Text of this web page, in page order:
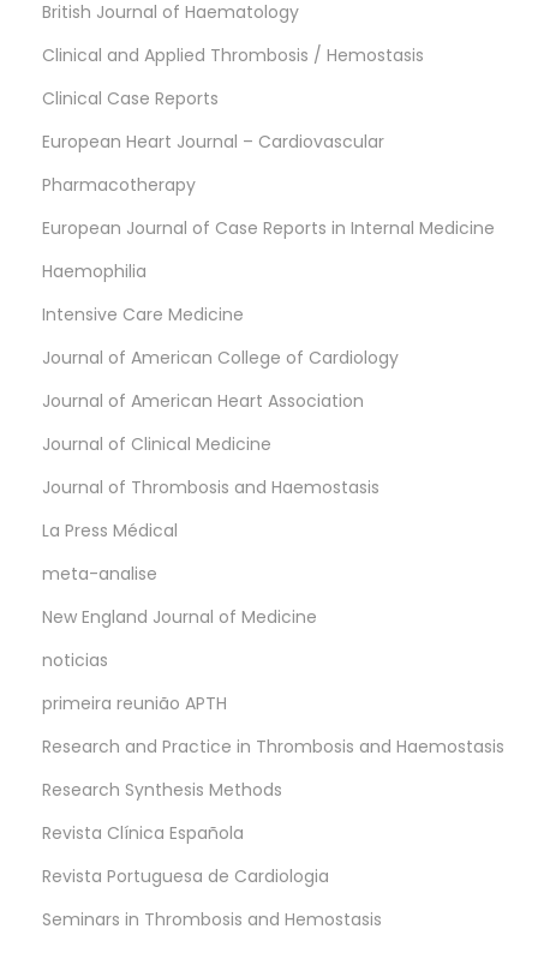
British Journal of Haematology
Clinical and Applied Thrombosis / Hemostasis
Clinical Case Reports
European Heart Journal – Cardiovascular
Pharmacotherapy
European Journal of Case Reports in Internal Medicine
Haemophilia
Intensive Care Medicine
Journal of American College of Cardiology
Journal of American Heart Association
Journal of Clinical Medicine
Journal of Thrombosis and Haemostasis
La Press Médical
meta-analise
New England Journal of Medicine
noticias
primeira reunião APTH
Research and Practice in Thrombosis and Haemostasis
Research Synthesis Methods
Revista Clínica Española
Revista Portuguesa de Cardiologia
Seminars in Thrombosis and Hemostasis